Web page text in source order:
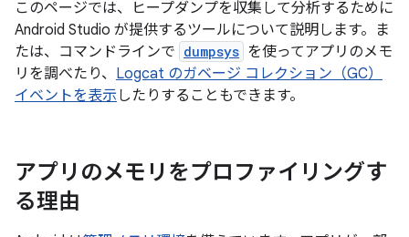
このページでは、ヒープダンプを収集して分析するために
Android Studio が提供するツールについて説明します。ま
たは、コマンドラインで dumpsys を使ってアプリのメモ
リを調べたり、 Logcat のガベージ コレクション（GC）
イベントを表示 したりすることもできます。
アプリのメモリをプロファイリングす
る理由